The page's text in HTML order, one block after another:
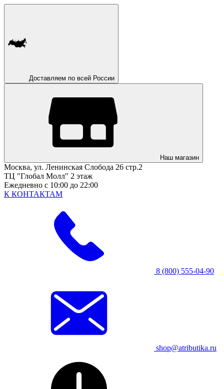
Доставляем по всей России
Наш магазин
Москва, ул. Ленинская Слобода 26 стр.2
ТЦ "Глобал Молл" 2 этаж
Ежедневно с 10:00 до 22:00
К КОНТАКТАМ
8 (800) 555-04-90
shop@atributika.ru